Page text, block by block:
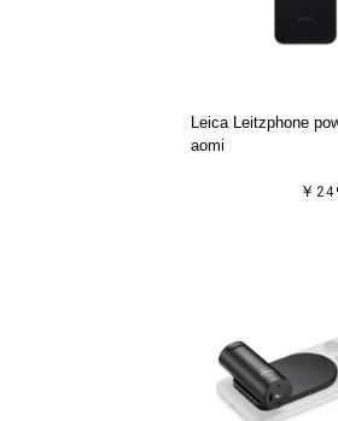
Leica Leitzphone
aomi
￥